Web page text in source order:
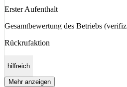
Erster Aufenthalt
Gesamtbewertung des Betriebs
Rückrufaktion
hilfreich
Mehr anzeigen